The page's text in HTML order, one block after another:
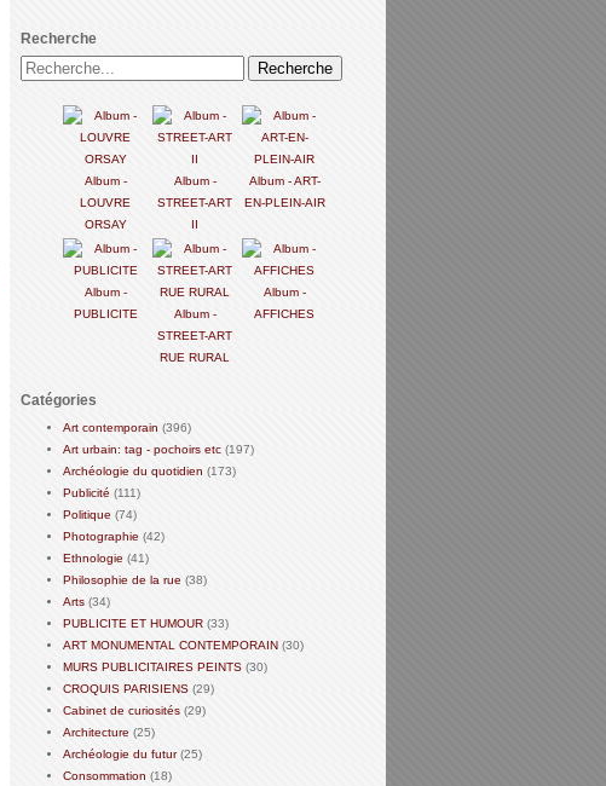
Recherche
Album -
LOUVRE
ORSAY
Album -
STREET-ART
II
Album - ART-
EN-PLEIN-AIR
Album -
PUBLICITE
Album -
STREET-ART
RUE RURAL
Album -
AFFICHES
Catégories
Art contemporain (396)
Art urbain: tag - pochoirs etc (197)
Archéologie du quotidien (173)
Publicité (111)
Politique (74)
Photographie (42)
Ethnologie (41)
Philosophie de la rue (38)
Arts (34)
PUBLICITE ET HUMOUR (33)
ART MONUMENTAL CONTEMPORAIN (30)
MURS PUBLICITAIRES PEINTS (30)
CROQUIS PARISIENS (29)
Cabinet de curiosités (29)
Architecture (25)
Archéologie du futur(25)
Consommation (18)